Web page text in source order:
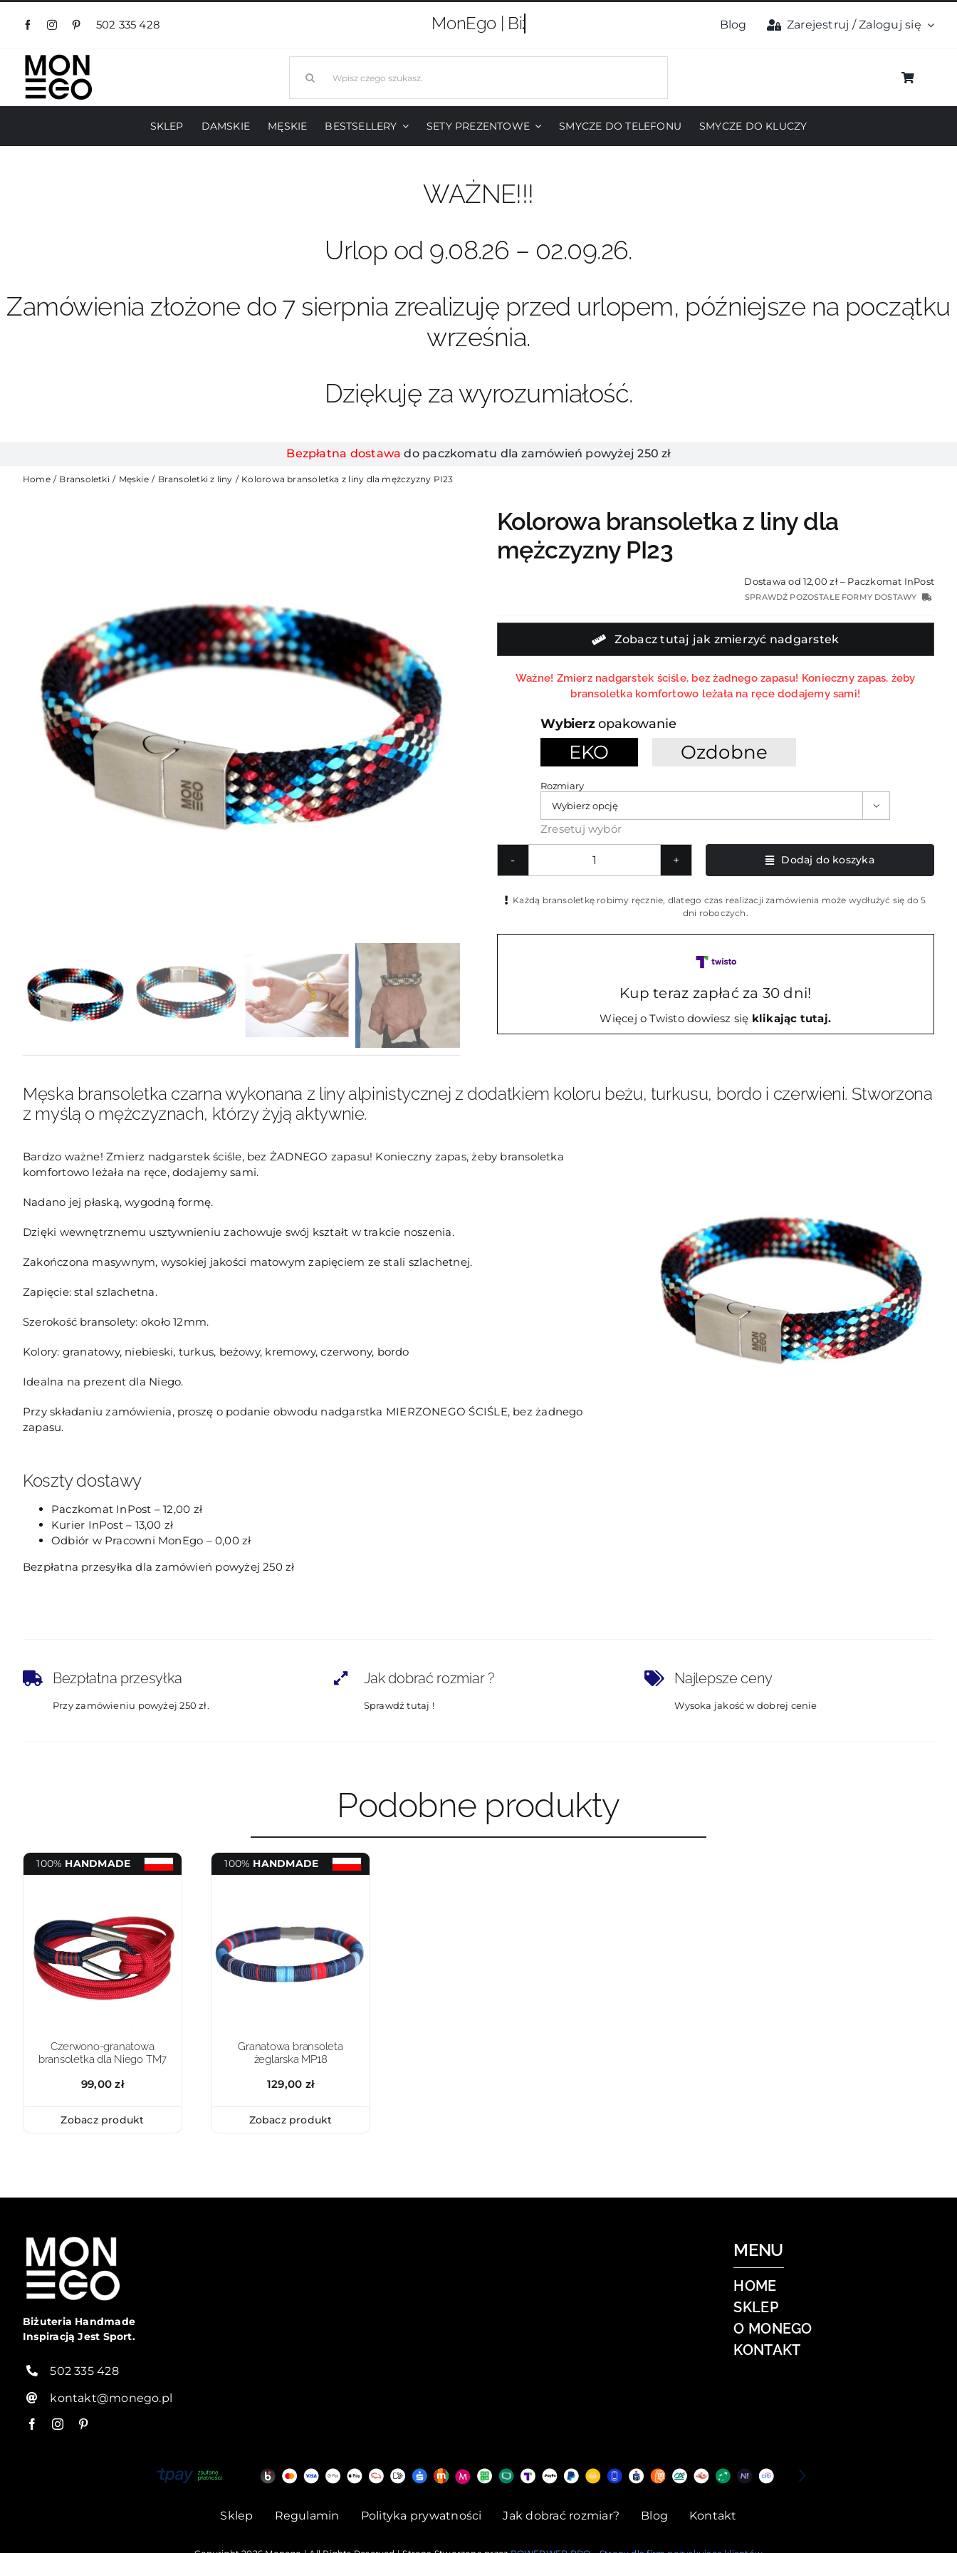
Przejdź
502 335 428 MonEgo | Blog Zarejestruj / Zaloguj się
SKLEP DAMSKIE MĘSKIE BESTSELLERY SETY PREZENTOWE SMYCZE DO TELEFONU SMYCZE DO KLUCZY
WAŻNE!!!
Urlop od 9.08.26 – 02.09.26.
Zamówienia złożone do 7 sierpnia zrealizuję przed urlopem, późniejsze na początku
września.
Dziękuję za wyrozumiałość.
Bezpłatna dostawa do paczkomatu dla zamówień powyżej 250 zł
Home Bransoletki Męskie Bransoletki z liny Kolorowa bransoletka z liny dla mężczyzny PI23
Kolorowa bransoletka z liny dla
mężczyzny PI23
Dostawa od 12,00 zł – Paczkomat InPost
SPRAWDŹ POZOSTAŁE FORMY DOSTAWY
Zobacz tutaj jak zmierzyć nadgarstek
Ważne! Zmierz nadgarstek ściśle, bez żadnego zapasu! Konieczny zapas, żeby
bransoletka komfortowo leżała na ręce dodajemy sami!
opakowanie
EKO Ozdobne
Rozmiary

Zresetuj wybór
ilość
bransoletka
liny
Dodaj do koszyka
Każdą bransoletkę robimy ręcznie, dlatego czas realizacji zamówienia może wydłużyć się do 5
dni roboczych.
Kup teraz zapłać za 30 dni!
Więcej o Twisto dowiesz się klikając tutaj.
Męska bransoletka czarna wykonana z liny alpinistycznej z dodatkiem koloru beżu, turkusu, bordo i czerwieni. Stworzona
z myślą o mężczyznach, którzy żyją aktywnie.
Bardzo ważne! Zmierz nadgarstek ściśle, bez ŻADNEGO zapasu! Konieczny zapas, żeby bransoletka
komfortowo leżała na ręce, dodajemy sami.
Nadano jej płaską, wygodną formę.
Dzięki wewnętrznemu usztywnieniu zachowuje swój kształt w trakcie noszenia.
Zakończona masywnym, wysokiej jakości matowym zapięciem ze stali szlachetnej.
Zapięcie: stal szlachetna.
Szerokość bransolety: około 12mm.
Kolory: granatowy, niebieski, turkus, beżowy, kremowy, czerwony, bordo
Idealna na prezent dla Niego.
Przy składaniu zamówienia, proszę o podanie obwodu nadgarstka MIERZONEGO ŚCIŚLE, bez żadnego
zapasu.
Koszty dostawy
Paczkomat InPost – 12,00 zł
Kurier InPost – 13,00 zł
Odbiór w Pracowni MonEgo – 0,00 zł
Bezpłatna przesyłka dla zamówień powyżej 250 zł
Bezpłatna przesyłka
Przy zamówieniu powyżej 250 zł.
Jak dobrać rozmiar ?
Sprawdź tutaj !
Najlepsze ceny
Wysoka jakość w dobrej cenie
Podobne produkty
100% HANDMADE
Czerwono-granatowa
bransoletka dla Niego TM7
99,00zł
Zobacz produkt
100% HANDMADE
Granatowa bransoleta
żeglarska MP18
129,00 zł
Zobacz produkt
Biżuteria Handmade
Inspiracją Jest Sport.
502 335 428
kontakt@monego.pl
MENU
HOME
SKLEP
O MONEGO
KONTAKT
Sklep Regulamin Polityka prywatności Jak dobrać rozmiar? Blog Kontakt